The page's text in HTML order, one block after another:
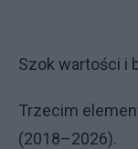
Szok wartości i
Trzecim
(2018–2026).